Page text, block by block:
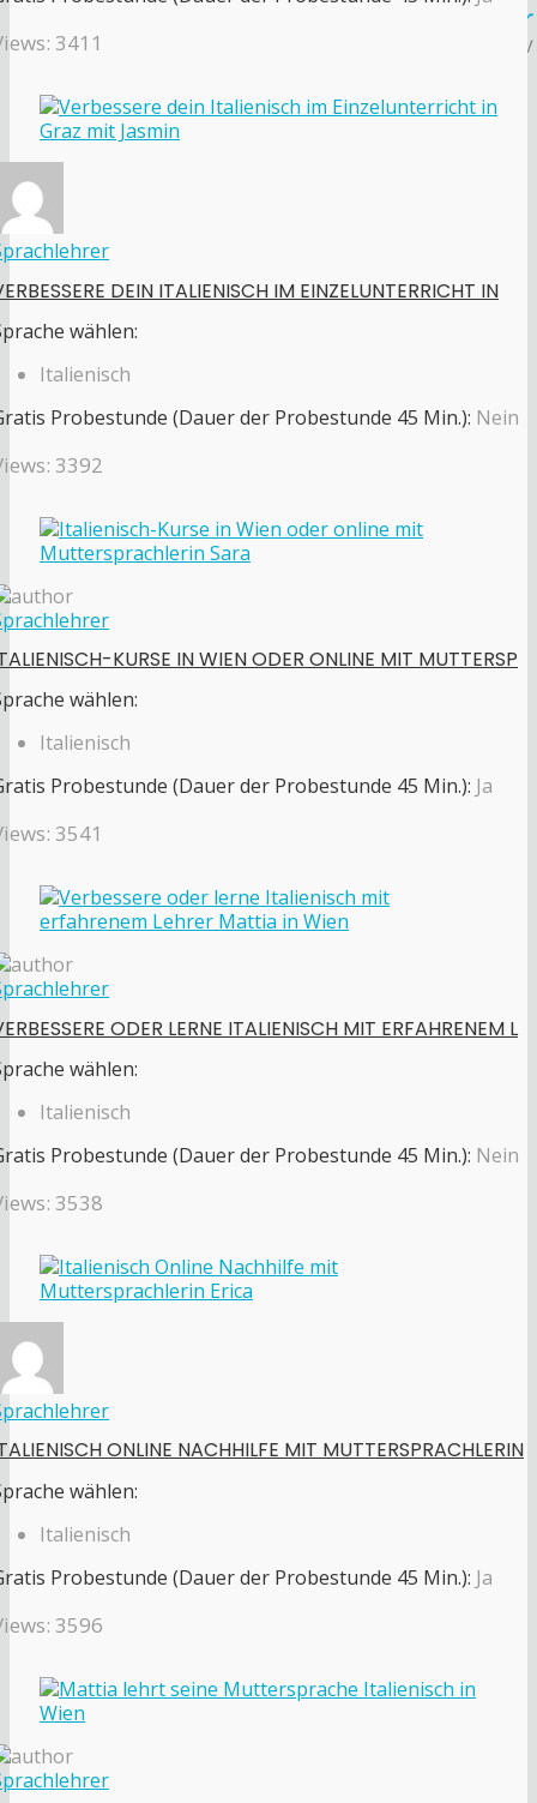
3411
DEIN ITALIENISCH IM EINZELUNTERRICHT IN
wählen:
Italienisch
Probestunde (Dauer der Probestunde 45 Min.): Nein
3392
KURSE IN WIEN ODER ONLINE MIT MUTTERSP
wählen:
Italienisch
Probestunde (Dauer der Probestunde 45 Min.): Ja
3541
ODER LERNE ITALIENISCH MIT ERFAHRENEM L
wählen:
Italienisch
Probestunde (Dauer der Probestunde 45 Min.): Nein
3538
ONLINE NACHHILFE MIT MUTTERSPRACHLERIN
wählen:
Italienisch
Probestunde (Dauer der Probestunde 45 Min.): Ja
3596